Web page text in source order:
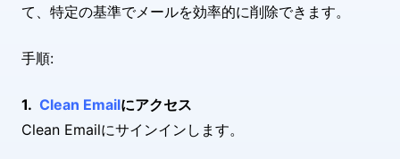
て、特定の基準でメールを効率的に削除できます。
手順:
Clean Emailにアクセス
Clean Emailにサインインします。